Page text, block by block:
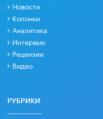
Новости
Колонки
Аналитика
Интервью
Рецензии
Видео
РУБРИКИ